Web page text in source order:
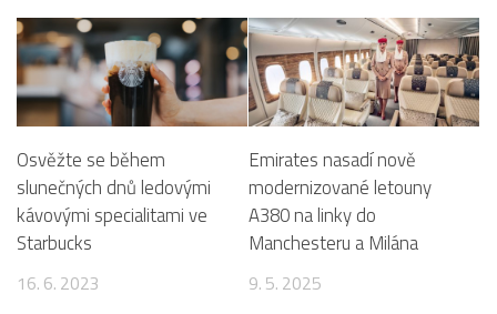
Osvěžte se během
slunečných dnů ledovými
kávovými specialitami ve
Starbucks
16. 6. 2023
Emirates nasadí nově
modernizované letouny
A380 na linky do
Manchesteru a Milána
9. 5. 2025